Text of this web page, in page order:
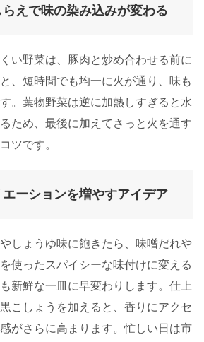
えで味の染み込みが変わる
い野菜は、豚肉と炒め合わせる前に
、短時間でも均一に火が通り、味も
。葉物野菜は逆に加熱しすぎると水
ため、最後に加えてさっと火を通す
ツです。
ーションを増やすアイデア
しょうゆ味に飽きたら、味噌だれや
使ったスパイシーな味付けに変える
新鮮な一皿に早変わりします。仕上
こしょうを加えると、香りにアクセ
がさらに高まります。忙しい日は市